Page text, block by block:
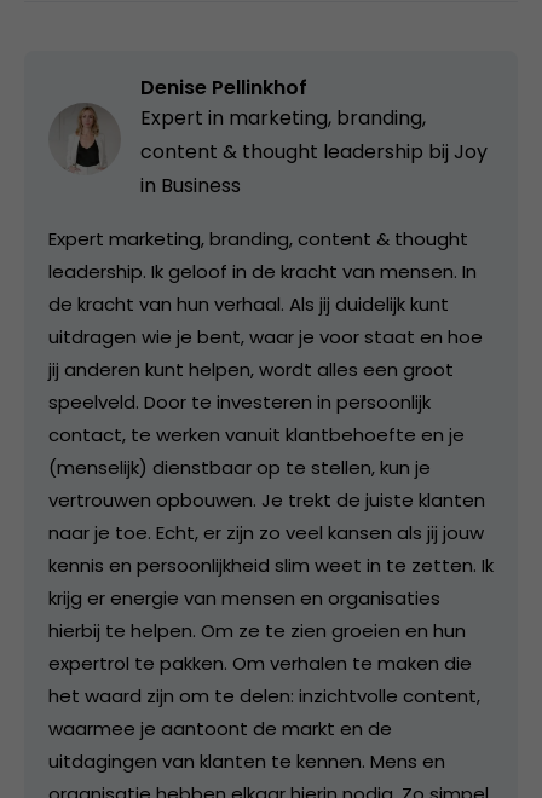
Denise Pellinkhof
Expert in marketing, branding,
content & thought leadership bij Joy
in Business
Expert marketing, branding, content & thought
leadership. Ik geloof in de kracht van mensen. In
de kracht van hun verhaal. Als jij duidelijk kunt
uitdragen wie je bent, waar je voor staat en hoe
jij anderen kunt helpen, wordt alles een groot
speelveld. Door te investeren in persoonlijk
contact, te werken vanuit klantbehoefte en je
(menselijk) dienstbaar op te stellen, kun je
vertrouwen opbouwen. Je trekt de juiste klanten
naar je toe. Echt, er zijn zo veel kansen als jij jouw
kennis en persoonlijkheid slim weet in te zetten. Ik
krijg er energie van mensen en organisaties
hierbij te helpen. Om ze te zien groeien en hun
expertrol te pakken. Om verhalen te maken die
het waard zijn om te delen: inzichtvolle content,
waarmee je aantoont de markt en de
uitdagingen van klanten te kennen. Mens en